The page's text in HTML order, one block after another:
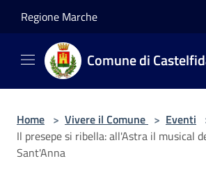
Regione Marche
Comune di
Home > Vivere il Comune > Eventi
Il presepe si ribella: all'Astra il musical
Sant'Anna